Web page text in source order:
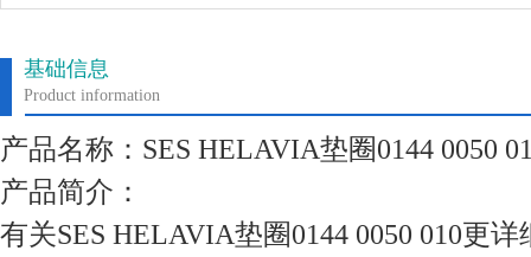
基础信息
Product information
产品名称：SES HELAVIA垫圈0144 0050
产品简介：
有关SES HELAVIA垫圈0144 0050 010更